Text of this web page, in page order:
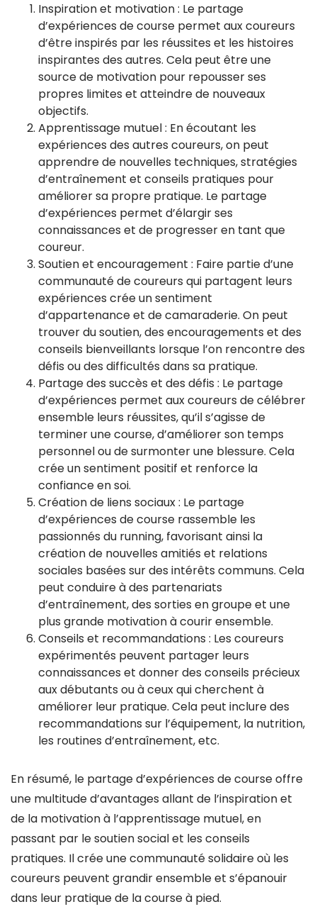
Inspiration et motivation : Le partage
d’expériences de course permet aux coureurs
d’être inspirés par les réussites et les histoires
inspirantes des autres. Cela peut être une
source de motivation pour repousser ses
propres limites et atteindre de nouveaux
objectifs.
Apprentissage mutuel : En écoutant les
expériences des autres coureurs, on peut
apprendre de nouvelles techniques, stratégies
d’entraînement et conseils pratiques pour
améliorer sa propre pratique. Le partage
d’expériences permet d’élargir ses
connaissances et de progresser en tant que
coureur.
Soutien et encouragement : Faire partie d’une
communauté de coureurs qui partagent leurs
expériences crée un sentiment
d’appartenance et de camaraderie. On peut
trouver du soutien, des encouragements et des
conseils bienveillants lorsque l’on rencontre des
défis ou des difficultés dans sa pratique.
Partage des succès et des défis : Le partage
d’expériences permet aux coureurs de célébrer
ensemble leurs réussites, qu’il s’agisse de
terminer une course, d’améliorer son temps
personnel ou de surmonter une blessure. Cela
crée un sentiment positif et renforce la
confiance en soi.
Création de liens sociaux : Le partage
d’expériences de course rassemble les
passionnés du running, favorisant ainsi la
création de nouvelles amitiés et relations
sociales basées sur des intérêts communs. Cela
peut conduire à des partenariats
d’entraînement, des sorties en groupe et une
plus grande motivation à courir ensemble.
Conseils et recommandations : Les coureurs
expérimentés peuvent partager leurs
connaissances et donner des conseils précieux
aux débutants ou à ceux qui cherchent à
améliorer leur pratique. Cela peut inclure des
recommandations sur l’équipement, la nutrition,
les routines d’entraînement, etc.
En résumé, le partage d’expériences de course offre
une multitude d’avantages allant de l’inspiration et
de la motivation à l’apprentissage mutuel, en
passant par le soutien social et les conseils
pratiques. Il crée une communauté solidaire où les
coureurs peuvent grandir ensemble et s’épanouir
dans leur pratique de la course à pied.